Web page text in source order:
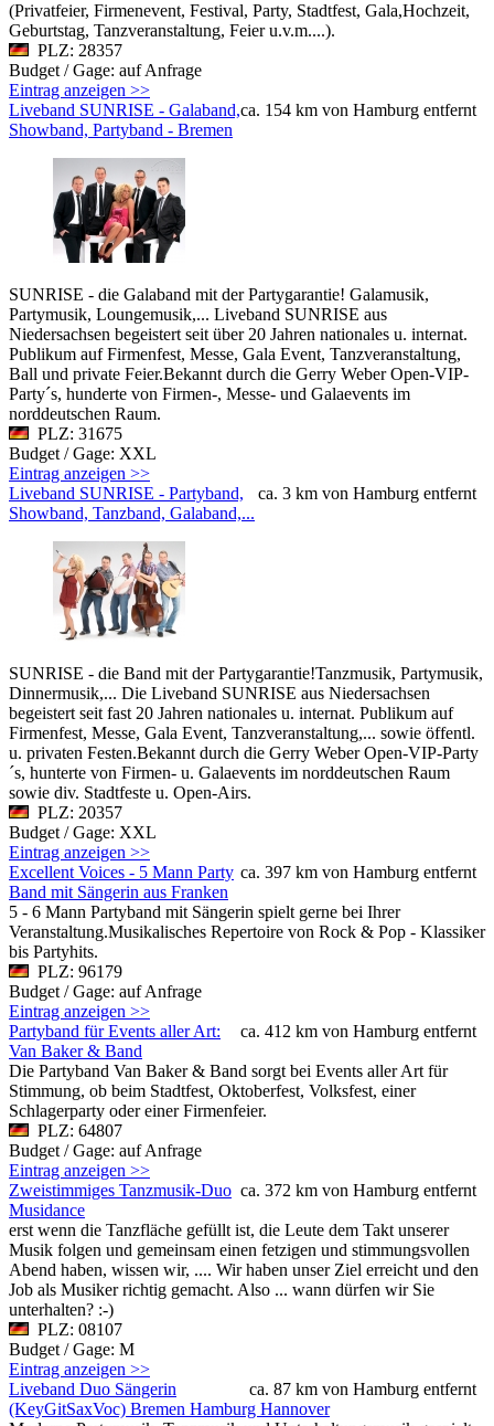
(Privatfeier, Firmenevent, Festival, Party, Stadtfest, Gala,Hochzeit,
Geburtstag, Tanzveranstaltung, Feier u.v.m....).
PLZ: 28357
Budget / Gage: auf Anfrage
Eintrag anzeigen >>
ca. 154 km von Hamburg entfernt
Liveband SUNRISE - Galaband,
Showband, Partyband - Bremen
SUNRISE - die Galaband mit der Partygarantie! Galamusik,
Partymusik, Loungemusik,... Liveband SUNRISE aus
Niedersachsen begeistert seit über 20 Jahren nationales u. internat.
Publikum auf Firmenfest, Messe, Gala Event, Tanzveranstaltung,
Ball und private Feier.Bekannt durch die Gerry Weber Open-VIP-
Party´s, hunderte von Firmen-, Messe- und Galaevents im
norddeutschen Raum.
PLZ: 31675
Budget / Gage: XXL
Eintrag anzeigen >>
ca. 3 km von Hamburg entfernt
Liveband SUNRISE - Partyband,
Showband, Tanzband, Galaband,...
SUNRISE - die Band mit der Partygarantie!Tanzmusik, Partymusik,
Dinnermusik,... Die Liveband SUNRISE aus Niedersachsen
begeistert seit fast 20 Jahren nationales u. internat. Publikum auf
Firmenfest, Messe, Gala Event, Tanzveranstaltung,... sowie öffentl.
u. privaten Festen.Bekannt durch die Gerry Weber Open-VIP-Party
´s, hunterte von Firmen- u. Galaevents im norddeutschen Raum
sowie div. Stadtfeste u. Open-Airs.
PLZ: 20357
Budget / Gage: XXL
Eintrag anzeigen >>
ca. 397 km von Hamburg entfernt
Excellent Voices - 5 Mann Party
Band mit Sängerin aus Franken
5 - 6 Mann Partyband mit Sängerin spielt gerne bei Ihrer
Veranstaltung.Musikalisches Repertoire von Rock & Pop - Klassiker
bis Partyhits.
PLZ: 96179
Budget / Gage: auf Anfrage
Eintrag anzeigen >>
ca. 412 km von Hamburg entfernt
Partyband für Events aller Art:
Van Baker & Band
Die Partyband Van Baker & Band sorgt bei Events aller Art für
Stimmung, ob beim Stadtfest, Oktoberfest, Volksfest, einer
Schlagerparty oder einer Firmenfeier.
PLZ: 64807
Budget / Gage: auf Anfrage
Eintrag anzeigen >>
ca. 372 km von Hamburg entfernt
Zweistimmiges Tanzmusik-Duo
Musidance
erst wenn die Tanzfläche gefüllt ist, die Leute dem Takt unserer
Musik folgen und gemeinsam einen fetzigen und stimmungsvollen
Abend haben, wissen wir, .... Wir haben unser Ziel erreicht und den
Job als Musiker richtig gemacht. Also ... wann dürfen wir Sie
unterhalten? :-)
PLZ: 08107
Budget / Gage: M
Eintrag anzeigen >>
ca. 87 km von Hamburg entfernt
Liveband Duo Sängerin
(KeyGitSaxVoc) Bremen Hamburg Hannover